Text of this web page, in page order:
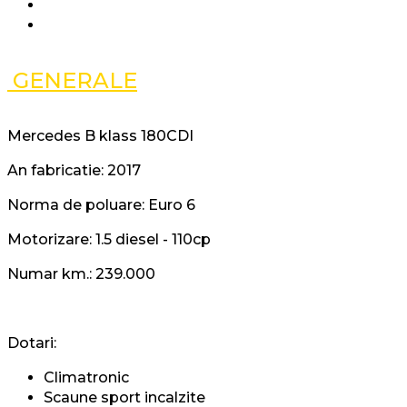
GENERALE
Mercedes B klass 180CDI
An fabricatie: 2017
Norma de poluare: Euro 6
Motorizare: 1.5 diesel - 110cp
Numar km.: 239.000
Dotari:
Climatronic
Scaune sport incalzite